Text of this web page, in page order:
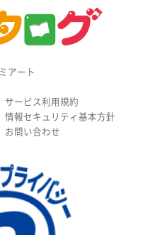
アート
サービス利用規約
情報セキュリティ基本方針
お問い合わせ